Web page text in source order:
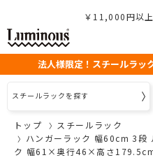
￥11,000円以
法人様限定！スチールラッ
スチールラックを探す
トップ
スチールラック
ハンガーラック 幅60cm 3段
ク 幅61×奥行46×高さ